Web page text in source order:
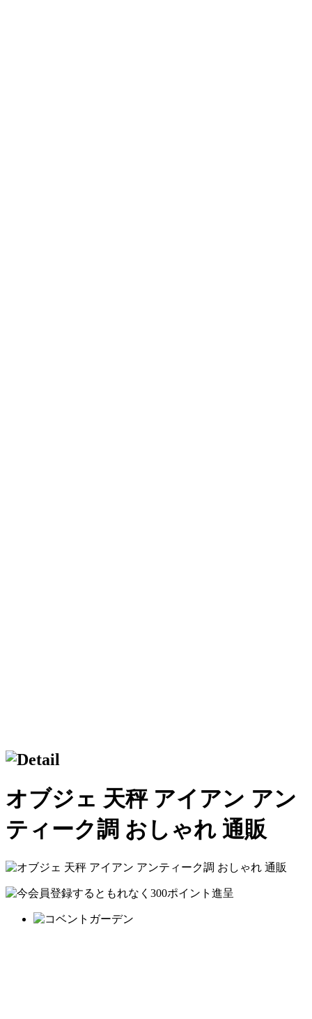
オブジェ 天秤 アイアン アン
ティーク調 おしゃれ 通販